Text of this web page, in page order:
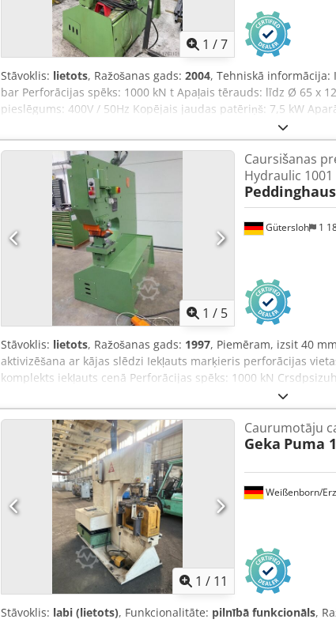
1 /7
Stāvoklis: lietots, Ražošanas gads: 2004, Tehniskā informācija:
bar Perforācijas spēks: 1000 kN t Apaļais tērauds: līdz Ø 65 x
pieslēgums: 400V / 50Hz Kopējais jaudas patēriņš: 7,5 kW
izmēri apm. (G x P x A): 1,9 x 1,0 x 2,1 m Izmēri (G x P x A):
izturīga elektrohidrauliskā perforatora prese ar lielu
ar ātrās nomaiņas spiežņa ierīci līdz Ø 31 mm, naga lielums G:
360 x 300 mm, perforācijas atbalsts 360 x 300 mm ar
(aprīkots ar matricu Ø 16 mm) Credpfsu Ick Tex Am Esf
gājieni/min. - pie 30 mm gājiena = līdz 22 gājieni/min. - pie
Perforācijas gājiens: min. 10 mm un max. 50 mm Gājiena
spiedni Ø 16 mm Kāju slēdzis Perforācijas jauda norādīta
dažādi perforācijas instrumenti: spiedņi un matricas uz dotā
1 / 5
Gütersloh 1
Caursišanas
Hydraulic 1001
Peddinghaus
Stāvoklis: lietots, Ražošanas gads: 1997, Piemēram, izsit 40
aktivizēšana ar kājas slēdzi Iekļauts marķieris perforācijas
komplekts iekļauts cenā Perforācijas spēks: 1000 kN
1 / 11
Weißenborn/
Caurumotāju
Geka Puma
Stāvoklis: labi (lietots), Funkcionalitāte: pilnībā funkcionāls,